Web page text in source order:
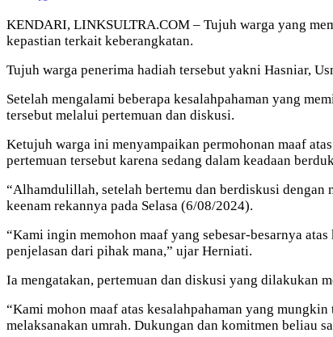
KENDARI, LINKSULTRA.COM – Tujuh warga yang
kepastian terkait keberangkatan.
Tujuh warga penerima hadiah tersebut yakni Hasniar,
Setelah mengalami beberapa kesalahpahaman yang
tersebut melalui pertemuan dan diskusi.
Ketujuh warga ini menyampaikan permohonan maaf
pertemuan tersebut karena sedang dalam keadaan
“Alhamdulillah, setelah bertemu dan berdiskusi
keenam rekannya pada Selasa (6/08/2024).
“Kami ingin memohon maaf yang sebesar-besarnya
penjelasan dari pihak mana,” ujar Herniati.
Ia mengatakan, pertemuan dan diskusi yang dilakukan
“Kami mohon maaf atas kesalahpahaman yang
melaksanakan umrah. Dukungan dan komitmen beliau